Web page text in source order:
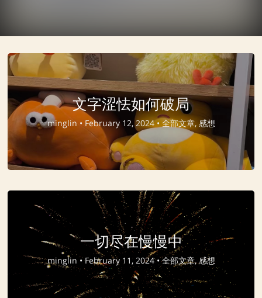
文字涩怯如何破局
minglin • February 12, 2024 •全部文章, 感想
一切尽在慢慢中
minglin •February 11, 2024 •全部文章, 感想